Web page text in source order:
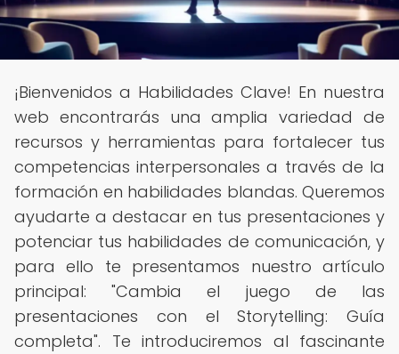
¡Bienvenidos a Habilidades Clave! En nuestra
web encontrarás una amplia variedad de
recursos y herramientas para fortalecer tus
competencias interpersonales a través de la
formación en habilidades blandas. Queremos
ayudarte a destacar en tus presentaciones y
potenciar tus habilidades de comunicación, y
para ello te presentamos nuestro artículo
principal: "Cambia el juego de las
presentaciones con el Storytelling: Guía
completa". Te introduciremos al fascinante